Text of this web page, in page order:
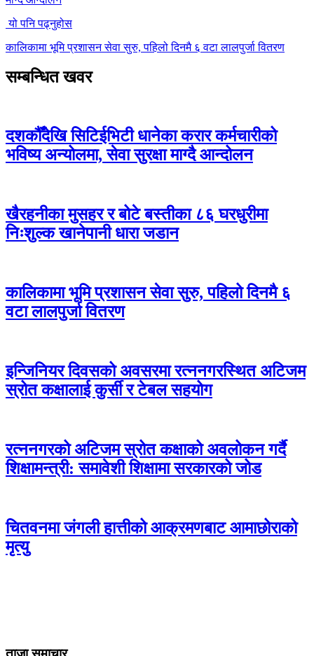
यो पनि पढ्नुहोस
कालिकामा भूमि प्रशासन सेवा सुरु, पहिलो दिनमै ६ वटा लालपुर्जा वितरण
सम्बन्धित खवर
दशकौँदेखि सिटिईभिटी धानेका करार कर्मचारीको
भविष्य अन्योलमा, सेवा सुरक्षा माग्दै आन्दोलन
खैरहनीका मुसहर र बोटे बस्तीका ८६ घरधुरीमा
निःशुल्क खानेपानी धारा जडान
कालिकामा भूमि प्रशासन सेवा सुरु, पहिलो दिनमै ६
वटा लालपुर्जा वितरण
इन्जिनियर दिवसको अवसरमा रत्ननगरस्थित अटिजम
स्रोत कक्षालाई कुर्सी र टेबल सहयोग
रत्ननगरको अटिजम स्रोत कक्षाको अवलोकन गर्दै
शिक्षामन्त्री: समावेशी शिक्षामा सरकारको जोड
चितवनमा जंगली हात्तीको आक्रमणबाट आमाछोराको
मृत्यु